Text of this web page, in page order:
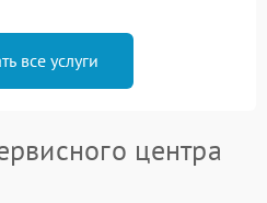
все услуги
центра